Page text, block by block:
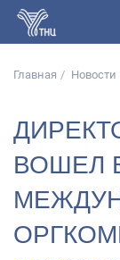
Главная Новости
ВОШЕЛ